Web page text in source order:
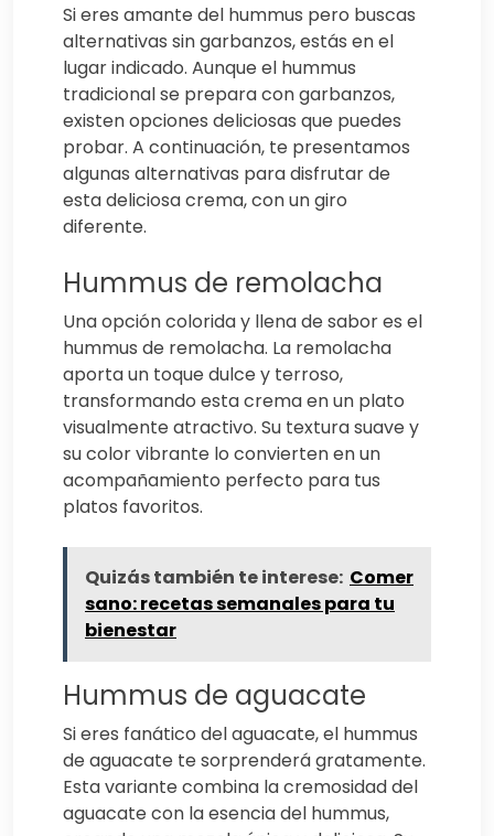
Si eres amante del hummus pero buscas
alternativas sin garbanzos, estás en el
lugar indicado. Aunque el hummus
tradicional se prepara con garbanzos,
existen opciones deliciosas que puedes
probar. A continuación, te presentamos
algunas alternativas para disfrutar de
esta deliciosa crema, con un giro
diferente.
Hummus de remolacha
Una opción colorida y llena de sabor es el
hummus de remolacha. La remolacha
aporta un toque dulce y terroso,
transformando esta crema en un plato
visualmente atractivo. Su textura suave y
su color vibrante lo convierten en un
acompañamiento perfecto para tus
platos favoritos.
Quizás también te interese: Comer
sano: recetas semanales para tu
bienestar
Hummus de aguacate
Si eres fanático del aguacate, el hummus
de aguacate te sorprenderá gratamente.
Esta variante combina la cremosidad del
aguacate con la esencia del hummus,